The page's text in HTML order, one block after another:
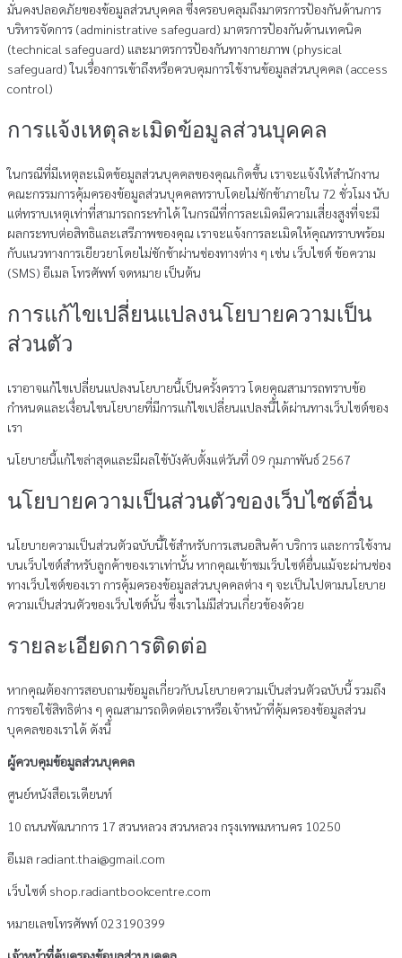
มั่นคงปลอดภัยของข้อมูลส่วนบุคคล ซึ่งครอบคลุมถึงมาตรการป้องกันด้านการ
บริหารจัดการ (administrative safeguard) มาตรการป้องกันด้านเทคนิค
(technical safeguard) และมาตรการป้องกันทางกายภาพ (physical
safeguard) ในเรื่องการเข้าถึงหรือควบคุมการใช้งานข้อมูลส่วนบุคคล (access
control)
การแจ้งเหตุละเมิดข้อมูลส่วนบุคคล
ในกรณีที่มีเหตุละเมิดข้อมูลส่วนบุคคลของคุณเกิดขึ้น เราจะแจ้งให้สำนักงาน
คณะกรรมการคุ้มครองข้อมูลส่วนบุคคลทราบโดยไม่ชักช้าภายใน 72 ชั่วโมง นับ
แต่ทราบเหตุเท่าที่สามารถกระทำได้ ในกรณีที่การละเมิดมีความเสี่ยงสูงที่จะมี
ผลกระทบต่อสิทธิและเสรีภาพของคุณ เราจะแจ้งการละเมิดให้คุณทราบพร้อม
กับแนวทางการเยียวยาโดยไม่ชักช้าผ่านช่องทางต่าง ๆ เช่น เว็บไซต์ ข้อความ
(SMS) อีเมล โทรศัพท์ จดหมาย เป็นต้น
การแก้ไขเปลี่ยนแปลงนโยบายความเป็น
ส่วนตัว
เราอาจแก้ไขเปลี่ยนแปลงนโยบายนี้เป็นครั้งคราว โดยคุณสามารถทราบข้อ
กำหนดและเงื่อนไขนโยบายที่มีการแก้ไขเปลี่ยนแปลงนี้ได้ผ่านทางเว็บไซต์ของ
เรา
นโยบายนี้แก้ไขล่าสุดและมีผลใช้บังคับตั้งแต่วันที่ 09 กุมภาพันธ์ 2567
นโยบายความเป็นส่วนตัวของเว็บไซต์อื่น
นโยบายความเป็นส่วนตัวฉบับนี้ใช้สำหรับการเสนอสินค้า บริการ และการใช้งาน
บนเว็บไซต์สำหรับลูกค้าของเราเท่านั้น หากคุณเข้าชมเว็บไซต์อื่นแม้จะผ่านช่อง
ทางเว็บไซต์ของเรา การคุ้มครองข้อมูลส่วนบุคคลต่าง ๆ จะเป็นไปตามนโยบาย
ความเป็นส่วนตัวของเว็บไซต์นั้น ซึ่งเราไม่มีส่วนเกี่ยวข้องด้วย
รายละเอียดการติดต่อ
หากคุณต้องการสอบถามข้อมูลเกี่ยวกับนโยบายความเป็นส่วนตัวฉบับนี้ รวมถึง
การขอใช้สิทธิต่าง ๆ คุณสามารถติดต่อเราหรือเจ้าหน้าที่คุ้มครองข้อมูลส่วน
บุคคลของเราได้ ดังนี้
ผู้ควบคุมข้อมูลส่วนบุคคล
ศูนย์หนังสือเรเดียนท์
10 ถนนพัฒนาการ 17 สวนหลวง สวนหลวง กรุงเทพมหานคร 10250
อีเมล radiant.thai@gmail.com
เว็บไซต์ shop.radiantbookcentre.com
หมายเลขโทรศัพท์ 023190399